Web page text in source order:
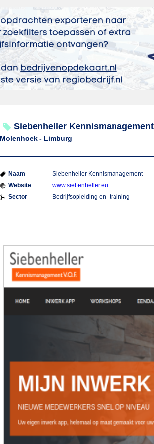
Siebenheller Kennismanagement
Molenhoek - Limburg
Naam
Siebenheller Kennismanagement
Website
www.siebenheller.eu
Sector
Bedrijfsopleiding en -training